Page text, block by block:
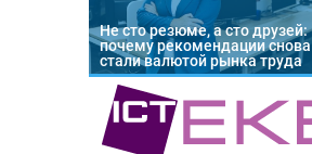
Не сто резюме, а сто друзей:
почему рекомендации снова
стали валютой рынка труда